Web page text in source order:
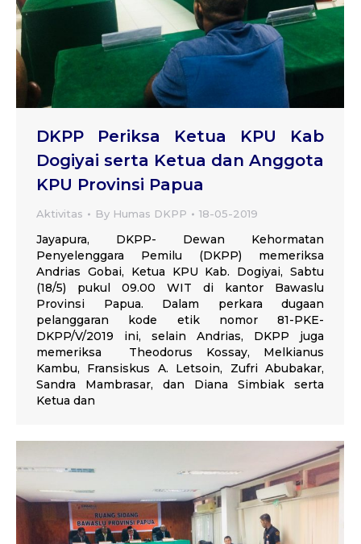
DKPP Periksa Ketua KPU Kab
Dogiyai serta Ketua dan Anggota
KPU Provinsi Papua
Aktivitas By Humas DKPP 18-05-2019
Jayapura, DKPP- Dewan Kehormatan
Penyelenggara Pemilu (DKPP) memeriksa
Andrias Gobai, Ketua KPU Kab. Dogiyai, Sabtu
(18/5) pukul 09.00 WIT di kantor Bawaslu
Provinsi Papua. Dalam perkara dugaan
pelanggaran kode etik nomor 81-PKE-
DKPP/V/2019 ini, selain Andrias, DKPP juga
memeriksa Theodorus Kossay, Melkianus
Kambu, Fransiskus A. Letsoin, Zufri Abubakar,
Sandra Mambrasar, dan Diana Simbiak serta
Ketua dan